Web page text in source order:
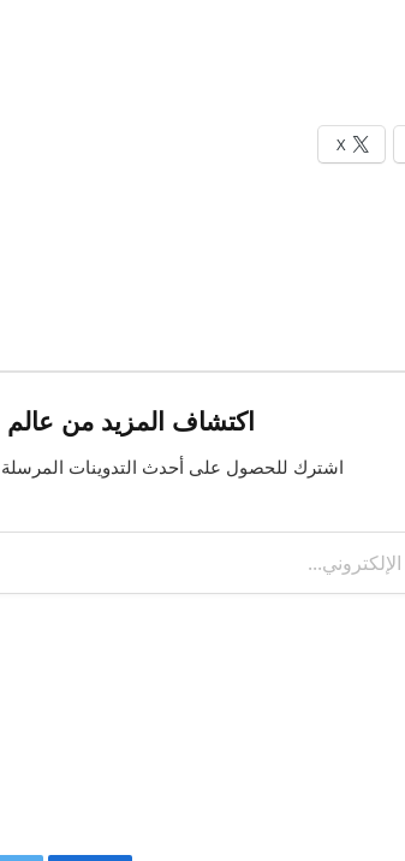
X
اكتشاف المزيد من عالم
اشترك للحصول على أحدث التدوينات المرسلة